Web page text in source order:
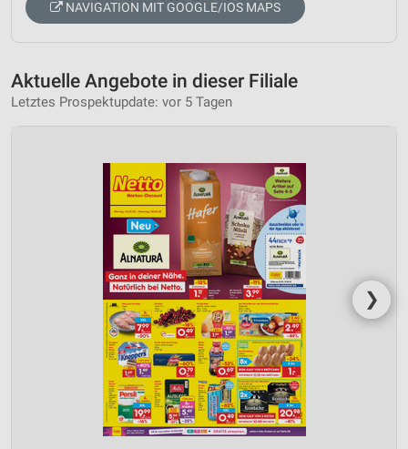
NAVIGATION MIT GOOGLE/IOS MAPS
Aktuelle Angebote in dieser Filiale
Letztes Prospektupdate: vor 5 Tagen
❯